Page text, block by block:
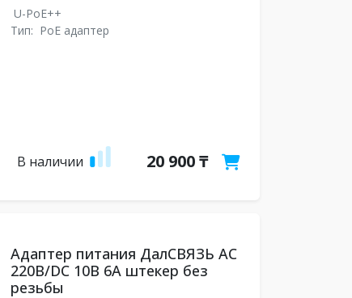
U-PoE++
Тип: PoE адаптер
В наличии 20 900 ₸
Адаптер питания ДалСВЯЗЬ AC
220В/DC 10В 6А штекер без
резьбы